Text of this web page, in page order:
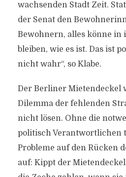
wachsenden Stadt Zeit.
der Senat den
Bewohnern, alles könne in
bleiben, wie es ist. Das ist
nicht wahr“, so Klabe.
Der Berliner Mietendeckel
Dilemma der fehlenden
nicht lösen. Ohne die
politisch Verantwortlichen
Probleme auf den Rücken
auf: Kippt der